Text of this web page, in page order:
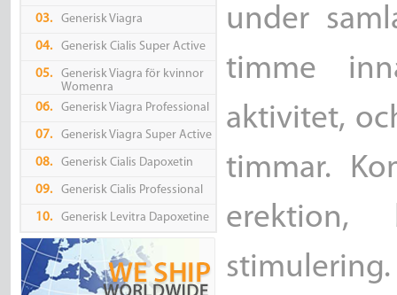
03. Generisk Viagra
04. Generisk Cialis Super Active
05.
Generisk Viagra för kvinnor
Womenra
06.
Generisk Viagra Professional
07. Generisk Viagra Super Active
08. Generisk Cialis Dapoxetin
09. Generisk Cialis Professional
10. Generisk Levitra Dapoxetine
under
timme
aktivitet,
timmar.
erektion,